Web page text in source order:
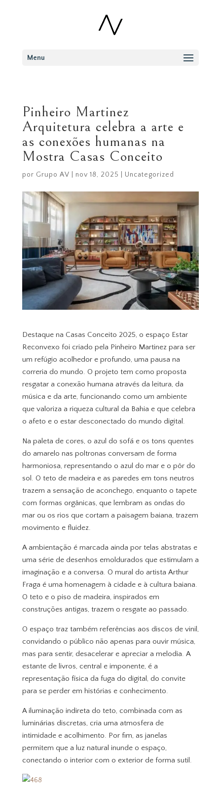
Menu
Pinheiro Martinez
Arquitetura celebra a arte e
as conexões humanas na
Mostra Casas Conceito
por Grupo AV nov 18, 2025 Uncategorized
Destaque na Casas Conceito 2025, o espaço Estar
Reconvexo foi criado pela Pinheiro Martinez para ser
um refúgio acolhedor e profundo, uma pausa na
correria do mundo. O projeto tem como proposta
resgatar a conexão humana através da leitura, da
música e da arte, funcionando como um ambiente
que valoriza a riqueza cultural da Bahia e que celebra
o afeto e o estar desconectado do mundo digital.
Na paleta de cores, o azul do sofá e os tons quentes
do amarelo nas poltronas conversam de forma
harmoniosa, representando o azul do mar e o pôr do
sol. O teto de madeira e as paredes em tons neutros
trazem a sensação de aconchego, enquanto o tapete
com formas orgânicas, que lembram as ondas do
mar ou os rios que cortam a paisagem baiana, trazem
movimento e fluidez.
A ambientação é marcada ainda por telas abstratas e
uma série de desenhos emoldurados que estimulam a
imaginação e a conversa. O mural do artista Arthur
Fraga é uma homenagem à cidade e à cultura baiana.
O teto e o piso de madeira, inspirados em
construções antigas, trazem o resgate ao passado.
O espaço traz também referências aos discos de vinil,
convidando o público não apenas para ouvir música,
mas para sentir, desacelerar e apreciar a melodia. A
estante de livros, central e imponente, é a
representação física da fuga do digital, do convite
para se perder em histórias e conhecimento.
A iluminação indireta do teto, combinada com as
luminárias discretas, cria uma atmosfera de
intimidade e acolhimento. Por fim, as janelas
permitem que a luz natural inunde o espaço,
conectando o interior com o exterior de forma sutil.